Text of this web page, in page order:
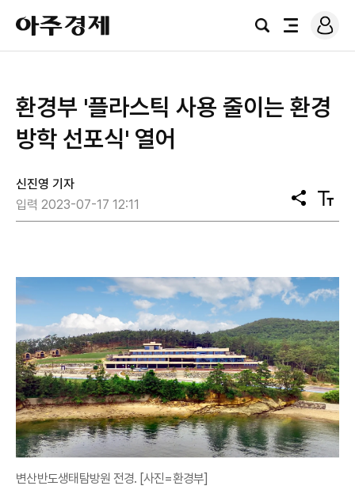
아
주
경
검
전
로
그
환경부 '플라스틱 사용 줄이는 환경
방학 선포식' 열어
신진영 기자
입력 2023-07-17 12:11
공
유
텍
스
변산반도생태탐방원 전경. [사진=환경부]